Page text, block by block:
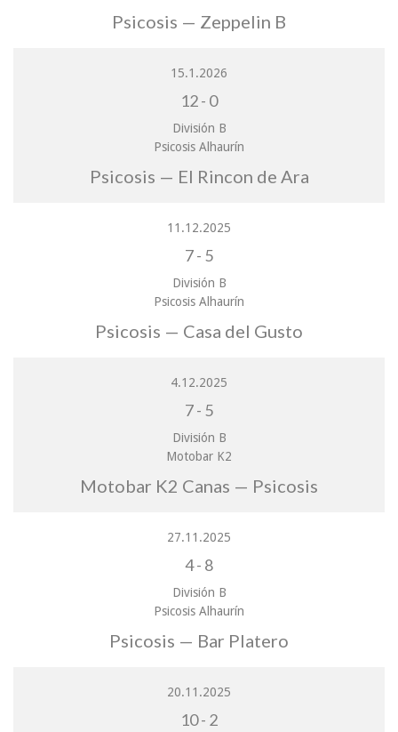
Psicosis — Zeppelin B
15.1.2026
12- 0
División B
Psicosis Alhaurín
Psicosis — El Rincon de Ara
11.12.2025
7- 5
División B
Psicosis Alhaurín
Psicosis — Casa del Gusto
4.12.2025
7- 5
División B
Motobar K2
Motobar K2 Canas — Psicosis
27.11.2025
4- 8
División B
Psicosis Alhaurín
Psicosis — Bar Platero
20.11.2025
10- 2